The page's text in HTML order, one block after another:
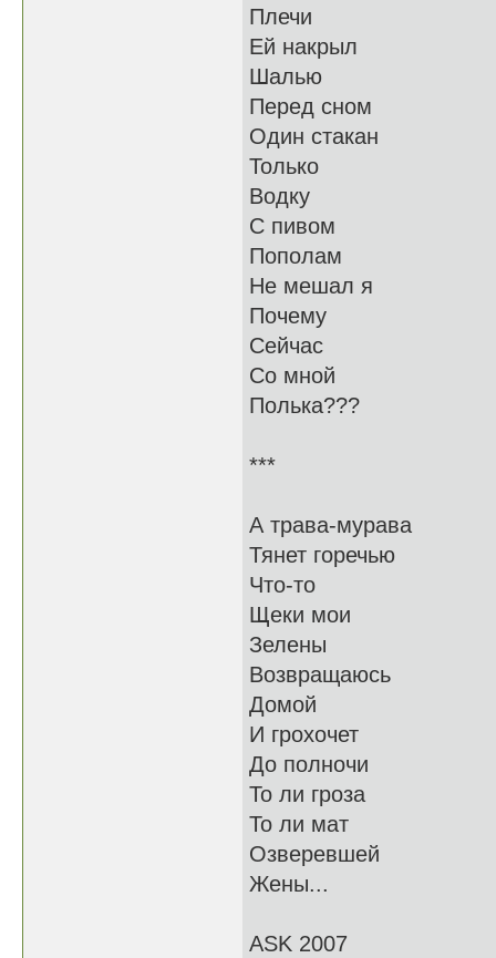
Плечи
Ей накрыл
Шалью
Перед сном
Один стакан
Только
Водку
С пивом
Пополам
Не мешал я
Почему
Сейчас
Со мной
Полька???
***
А трава-мурава
Тянет горечью
Что-то
Щеки мои
Зелены
Возвращаюсь
Домой
И грохочет
До полночи
То ли гроза
То ли мат
Озверевшей
Жены...
ASK 2007